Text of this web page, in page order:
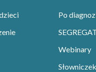
Po
Webinary